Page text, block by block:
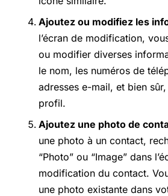
Ajoutez ou modifiez les
l’écran de modification,
ou modifier diverses
le nom, les numéros de
adresses e-mail, et bien
profil.
Ajoutez une photo de
une photo à un contact,
“Photo” ou “Image” dans
modification du contact.
une photo existante dans